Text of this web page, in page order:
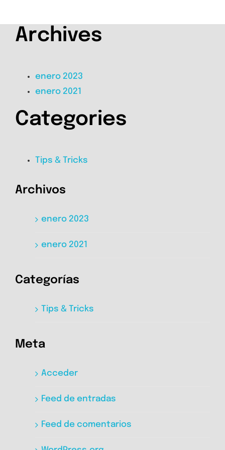
Archives
enero 2023
enero 2021
Categories
Tips & Tricks
Archivos
enero 2023
enero 2021
Categorías
Tips & Tricks
Meta
Acceder
Feed de entradas
Feed de comentarios